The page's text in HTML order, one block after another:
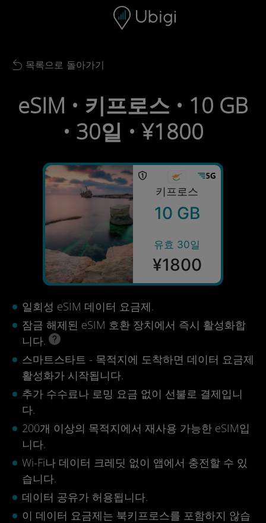
내비게이션 바 하단
Back to list
목록으로 돌아가기
eSIM • 키프로스 • 10 GB
• 30일 • ¥1800
키프로스
10 GB
유효 30일
¥1800
일회성 eSIM 데이터 요금제.
잠금 해제된 eSIM 호환 장치에서 즉시 활성화합
니다.
스마트스타트 - 목적지에 도착하면 데이터 요금제
활성화가 시작됩니다.
추가 수수료나 로밍 요금 없이 선불로 결제입니
다.
200개 이상의 목적지에서 재사용 가능한 eSIM입
니다.
Wi-Fi나 데이터 크레딧 없이 앱에서 충전할 수 있
습니다.
데이터 공유가 허용됩니다.
이 데이터 요금제는 북키프로스를 포함하지 않습